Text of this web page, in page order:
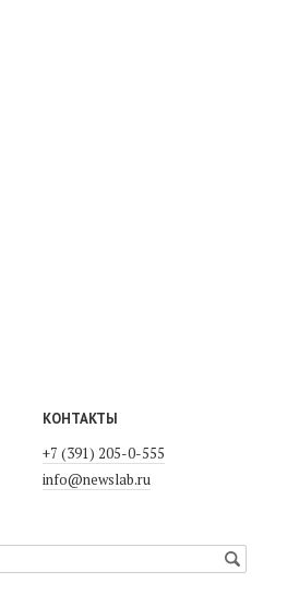
КОНТАКТЫ
+7 (391) 205-0-555
info@newslab.ru